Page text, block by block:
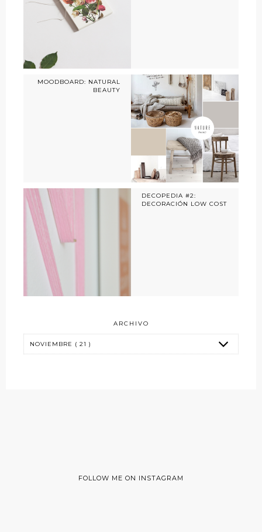
MOODBOARD: NATURAL
BEAUTY
DECOPEDIA #2:
DECORACIÓN LOW COST
ARCHIVO
FOLLOW ME ON INSTAGRAM